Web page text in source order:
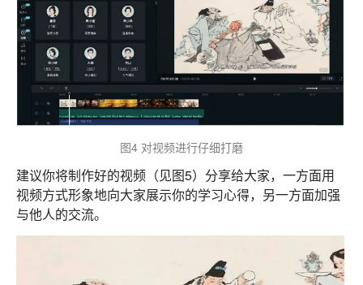
图4 对视频进行仔细打磨
建议你将制作好的视频（见图5）分享给大家，一方面用
视频方式形象地向大家展示你的学习心得，另一方面加强
与他人的交流。